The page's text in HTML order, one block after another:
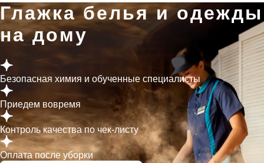
Глажка белья и одежды
на дому
Безопасная химия и обученные специалисты
Приедем вовремя
Контроль качества по чек-листу
Оплата после уборки